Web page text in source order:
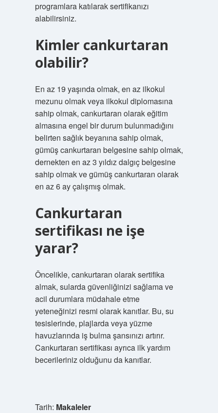
programlara katılarak sertifikanızı
alabilirsiniz.
Kimler cankurtaran
olabilir?
En az 19 yaşında olmak, en az ilkokul
mezunu olmak veya ilkokul diplomasına
sahip olmak, cankurtaran olarak eğitim
almasına engel bir durum bulunmadığını
belirten sağlık beyanına sahip olmak,
gümüş cankurtaran belgesine sahip olmak,
dernekten en az 3 yıldız dalgıç belgesine
sahip olmak ve gümüş cankurtaran olarak
en az 6 ay çalışmış olmak.
Cankurtaran
sertifikası ne işe
yarar?
Öncelikle, cankurtaran olarak sertifika
almak, sularda güvenliğinizi sağlama ve
acil durumlara müdahale etme
yeteneğinizi resmi olarak kanıtlar. Bu, su
tesislerinde, plajlarda veya yüzme
havuzlarında iş bulma şansınızı artırır.
Cankurtaran sertifikası ayrıca ilk yardım
becerileriniz olduğunu da kanıtlar.
Tarih: Makaleler